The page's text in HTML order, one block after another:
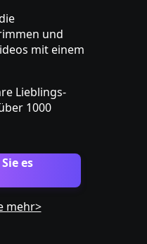
und
mit einem
Lieblings-
1000
es
mehr>